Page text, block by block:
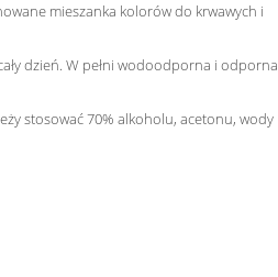
mieszanka kolorów do krwawych i
dzień. W pełni wodoodporna i odporna
stosować 70% alkoholu, acetonu, wody